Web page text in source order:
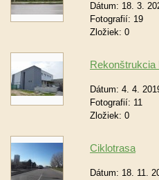
Dátum: 18. 3.
Fotografií: 19
Zložiek: 0
Rekonštrukcia
Dátum: 4. 4.
Fotografií: 11
Zložiek: 0
Ciklotrasa
Dátum: 18. 11.